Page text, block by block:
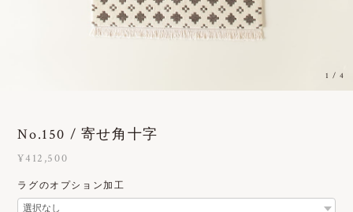
1 /4
No.150 / 寄せ角十字
¥412,500
ラグのオプション加工